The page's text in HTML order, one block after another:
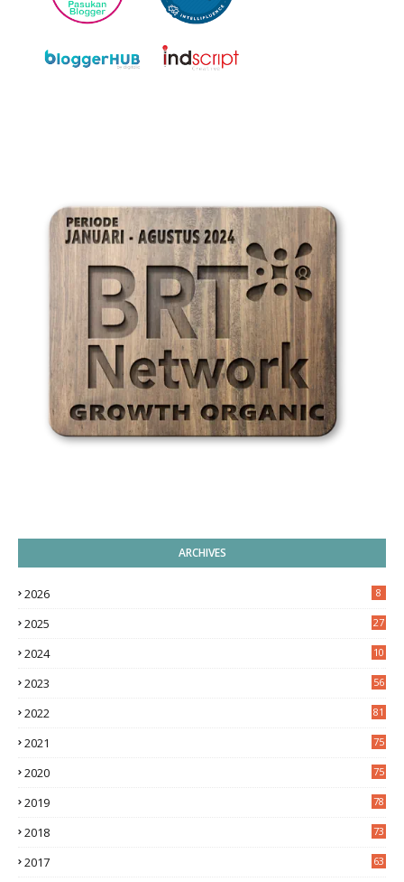
ARCHIVES
2026 8
2025 27
2024
10
2023 56
2022 81
2021 75
2020 75
2019 78
2018 73
2017 63